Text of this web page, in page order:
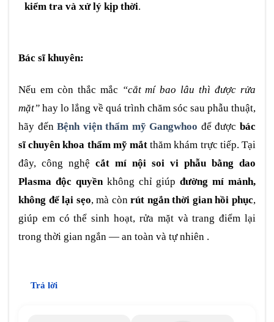
kiểm tra và xử lý kịp thời.
Bác sĩ khuyên:
Nếu em còn thắc mắc “cắt mí bao lâu thì được rửa
mặt” hay lo lắng về quá trình chăm sóc sau phẫu thuật,
hãy đếnBệnh viện thẩm mỹ Gangwhoo để đượcbác
sĩ chuyên khoa thẩm mỹ mắt thăm khám trực tiếp. Tại
đây, công nghệ cắt mí nội soi vi phẫu bằng dao
Plasma độc quyềnkhông chỉ giúpđường mí mảnh,
không để lại sẹo, mà cònrút ngắn thời gian hồi phục,
giúp em có thể sinh hoạt, rửa mặt và trang điểm lại
trong thời gian ngắn — an toàn và tự nhiên .
Trả lời